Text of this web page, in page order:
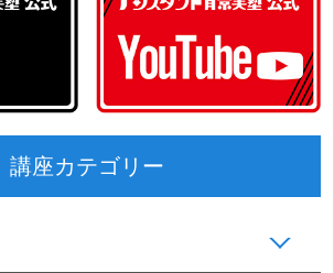
講座カテゴリー